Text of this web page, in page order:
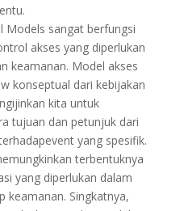
Models sangat berfungsi
akses yang diperlukan
keamanan. Model akses
konseptual dari kebijakan
kita untuk
tujuan dan petunjuk dari
yang spesifik.
terbentuknya
yang diperlukan dalam
keamanan. Singkatnya,